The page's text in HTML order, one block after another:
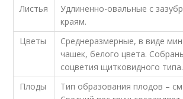
Листья
Удлиненно-овальные с
краям.
Цветы
Среднеразмерные, в виде
чашек, белого цвета.
соцветия щитковидного типа.
Плоды
Тип образования плодов –